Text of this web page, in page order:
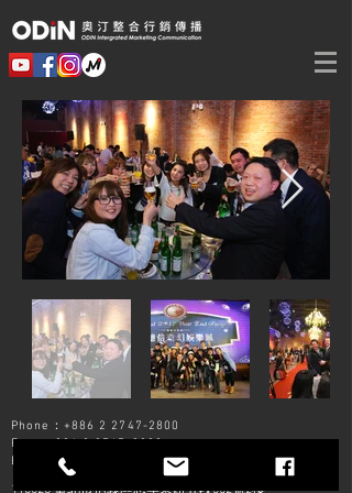
Phone：+886 2 2747-2800
Fax：+886 22747-2900
E-Mail：odin@odinimc.com.tw
110028 臺北市信義區忠孝東路五段552號2樓